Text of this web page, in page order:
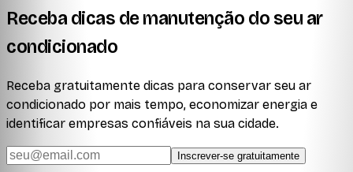
Receba dicas de manutenção do seu ar
condicionado
Receba gratuitamente dicas para conservar seu ar
condicionado por mais tempo, economizar energia e
identificar empresas confiáveis na sua cidade.
Inscrever-se gratuitamente